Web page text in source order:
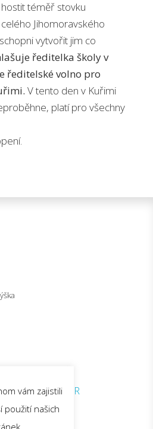
téměř stovku
Jihomoravského
vytvořit jim co
ředitelka školy v
ředitelské volno pro
V tento den v Kuřimi
platí pro všechny
Kuřim |GDPR
vám zajistili
použití našich